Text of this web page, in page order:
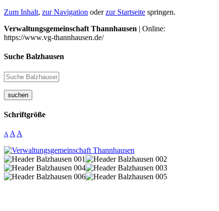
Zum Inhalt, zur Navigation oderzur Startseite springen.
Verwaltungsgemeinschaft Thannhausen | Online:
https://www.vg-thannhausen.de/
Suche Balzhausen
suchen
Schriftgröße
A A A